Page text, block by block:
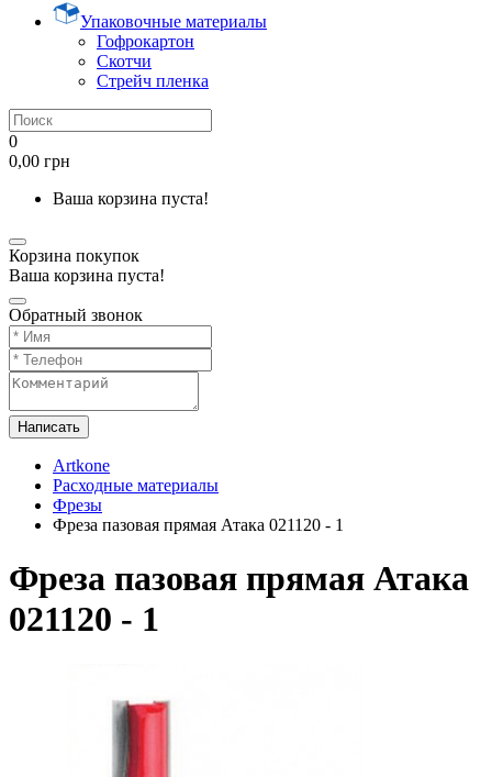
Упаковочные материалы
Гофрокартон
Скотчи
Стрейч пленка
0
0,00 грн
Ваша корзина пуста!
Корзина покупок
Ваша корзина пуста!
Обратный звонок
Написать
Artkone
Расходные материалы
Фрезы
Фреза пазовая прямая Атака 021120 - 1
Фреза пазовая прямая Атака
021120 - 1